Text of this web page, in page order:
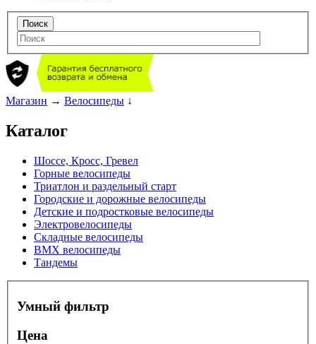
Магазин → Велосипеды ↓
Каталог
Шоссе, Кросс, Гревел
Горные велосипеды
Триатлон и раздельный старт
Городские и дорожные велосипеды
Детские и подростковые велосипеды
Электровелосипеды
Складные велосипеды
BMX велосипеды
Тандемы
Умный фильтр
Цена